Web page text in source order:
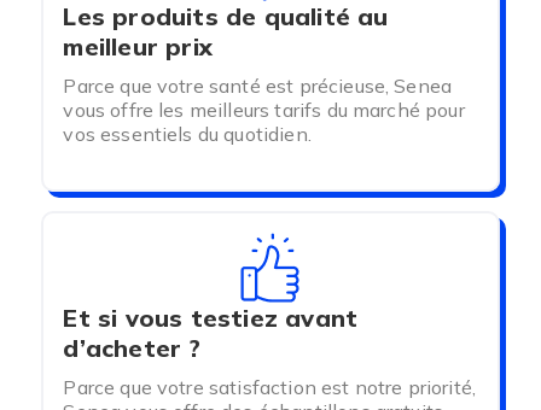
A qui sont destinés les changes complets
Ontex ID Expert Slip ?
incontinence urinaire modérée à sévère. Elles
peuvent également être portées en cas
Les changes complets conviennent aux hommes
et aux femmes. Elles sont adaptées pour les
personnes semi-mobiles ou alitées.
Les protections sont conçues pour être portées
Les produits de qualité au
meilleur prix
Parce que votre santé est précieuse, Senea
vous offre les meilleurs tarifs du marché pour
vos essentiels du quotidien.
Et si vous testiez avant
d’acheter ?
Parce que votre satisfaction est notre priorité,